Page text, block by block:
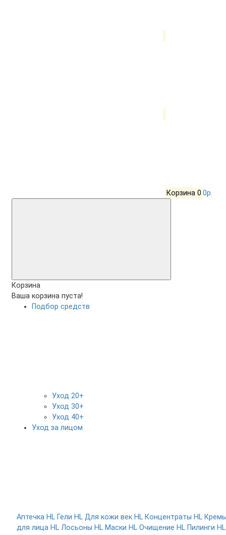
Корзина 0 0р.
Корзина
Ваша корзина пуста!
Подбор средств
Уход 20+
Уход 30+
Уход 40+
Уход за лицом
Аптечка HL Гели HL Для кожи век HL Концентраты HL
для лица HL Лосьоны HL Маски HL Очищение HL Пилинги HL